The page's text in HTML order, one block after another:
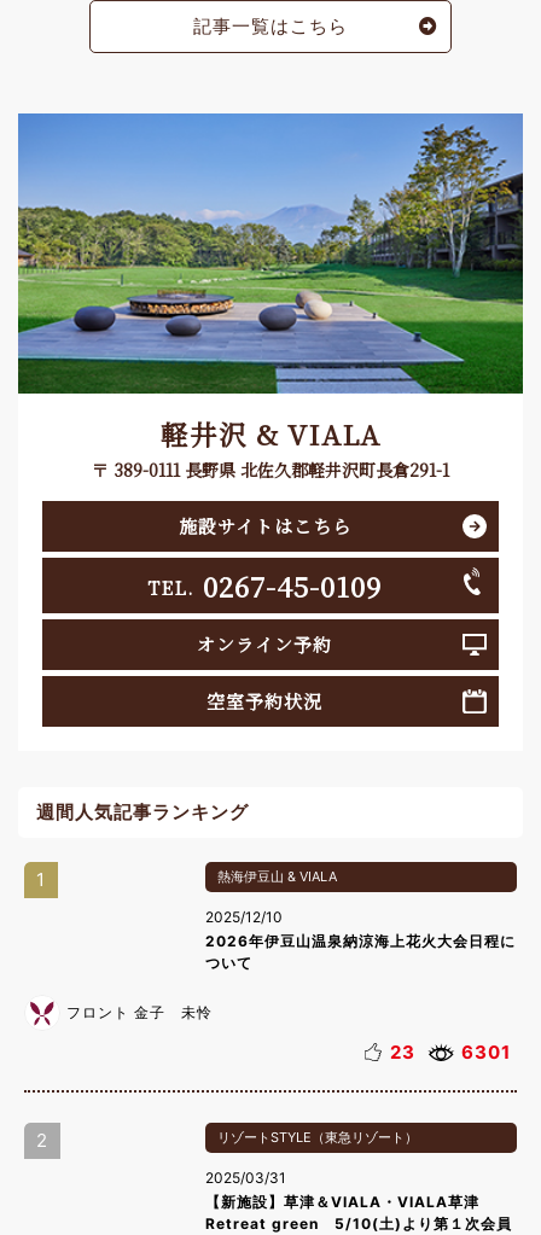
記事一覧はこちら
軽井沢 & VIALA
〒 389-0111 長野県 北佐久郡軽井沢町長倉291-1
施設サイトはこちら
TEL. 0267-45-0109
オンライン予約
空室予約状況
週間人気記事ランキング
1 熱海伊豆山 & VIALA
2025/12/10
2026年伊豆山温泉納涼海上花火大会日程に
ついて
フロント 金子 未怜
23 6301
2 リゾートSTYLE（東急リゾート）
2025/03/31
【新施設】草津＆VIALA・VIALA草津
Retreat green 5/10(土)より第１次会員